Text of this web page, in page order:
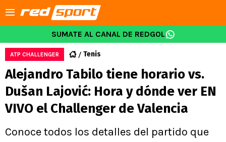
SUMATE AL CANAL DE REDGOL
ATP CHALLENGER Tenis
Alejandro Tabilo tiene horario vs.
Dušan Lajović: Hora y dónde ver EN
VIVO el Challenger de Valencia
Conoce todos los detalles del partido que